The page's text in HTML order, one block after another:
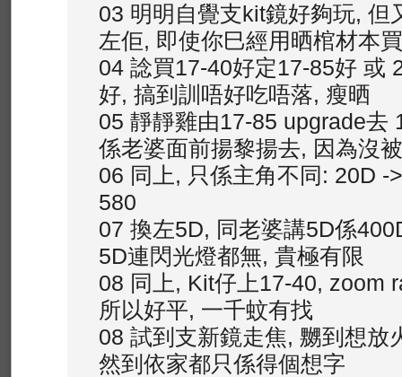
03 明明自覺支kit鏡好夠玩, 但
左佢, 即使你巳經用晒棺材本
04 諗買17-40好定17-85好 或
好, 搞到訓唔好吃唔落, 瘦晒
05 靜靜雞由17-85 upgrade去
係老婆面前揚黎揚去, 因為沒
06 同上, 只係主角不同: 20D -
580
07 換左5D, 同老婆講5D係
5D連閃光燈都無, 貴極有限
08 同上, Kit仔上17-40, zoom
所以好平, 一千蚊有找
08 試到支新鏡走焦, 嬲到想放
然到依家都只係得個想字